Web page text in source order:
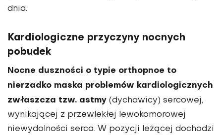
dnia.
Kardiologiczne przyczyny nocnych
pobudek
Nocne duszności o typie orthopnoe to
nierzadko maska problemów kardiologicznych
zwłaszcza tzw. astmy (dychawicy) sercowej,
wynikającej z przewlekłej lewokomorowej
niewydolności serca. W pozycji leżącej dochodzi